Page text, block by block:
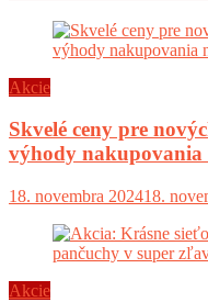
Akcie
Skvelé ceny pre
výhody nakupovania
18. novembra 202418.
Akcie